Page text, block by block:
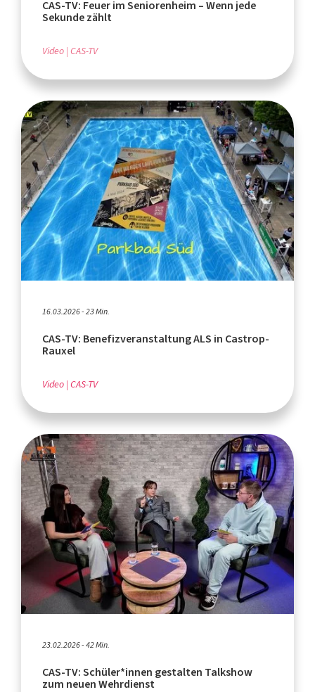
CAS-TV: Feuer im Seniorenheim – Wenn jede
Sekunde zählt
Video CAS-TV
16.03.2026 - 23 Min.
CAS-TV: Benefizveranstaltung ALS in Castrop-
Rauxel
Video CAS-TV
23.02.2026 - 42 Min.
CAS-TV: Schüler*innen gestalten Talkshow
zum neuen Wehrdienst